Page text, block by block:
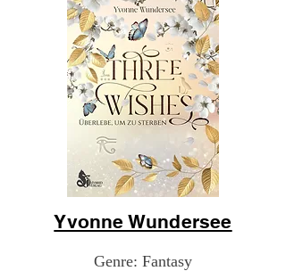
Yvonne Wundersee
Genre: Fantasy